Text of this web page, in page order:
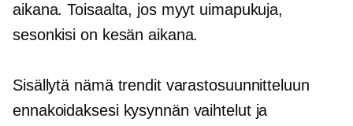
aikana. Toisaalta, jos myyt uimapukuja,
sesonkisi on kesän aikana.
Sisällytä nämä trendit varastosuunnitteluun
ennakoidaksesi kysynnän vaihtelut ja